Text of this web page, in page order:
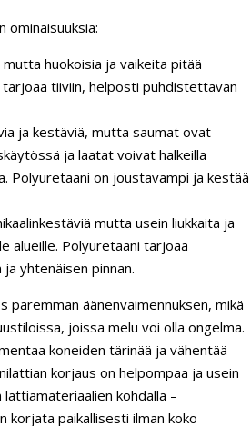
ominaisuuksia:
huokoisia ja vaikeita pitää
tiiviin, helposti puhdistettavan
ja kestäviä, mutta saumat ovat
ja laatat voivat halkeilla
Polyuretaani on joustavampi ja kestää
mutta usein liukkaita ja
alueille. Polyuretaani tarjoaa
yhtenäisen pinnan.
paremman äänenvaimennuksen, mikä
joissa melu voi olla ongelma.
koneiden tärinää ja vähentää
korjaus on helpompaa ja usein
kohdalla –
korjata paikallisesti ilman koko